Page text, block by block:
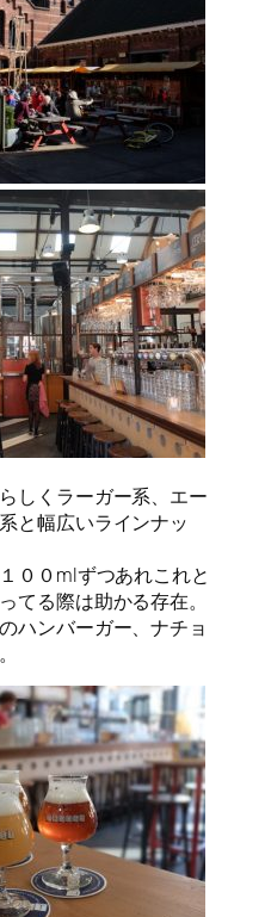
しくラーガー系、エー
と幅広いラインナッ
００mlずつあれこれと
てる際は助かる存在。
ハンバーガー、ナチョ